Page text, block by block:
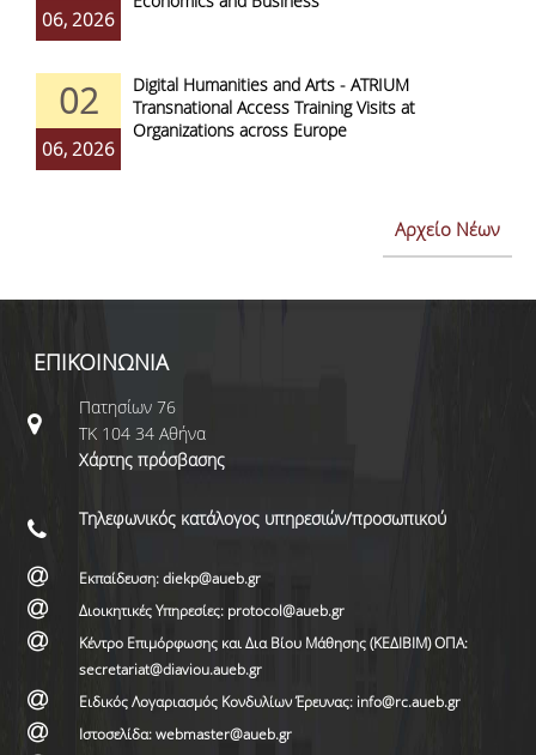
06, 2026
02
06, 2026
Digital Humanities and Arts - ATRIUM
Transnational Access Training Visits at
Organizations across Europe
Αρχείο Νέων
ΕΠΙΚΟΙΝΩΝΙΑ
Πατησίων 76
ΤΚ 104 34 Αθήνα
Χάρτης πρόσβασης
Τηλεφωνικός κατάλογος υπηρεσιών/προσωπικού
Εκπαίδευση: diekp@aueb.gr
Διοικητικές Υπηρεσίες: protocol@aueb.gr
Κέντρο Επιμόρφωσης και Δια Βίου Μάθησης (ΚΕΔΙΒΙΜ) ΟΠΑ:
secretariat@diaviou.aueb.gr
Ειδικός Λογαριασμός Κονδυλίων Έρευνας: info@rc.aueb.gr
Ιστοσελίδα: webmaster@aueb.gr